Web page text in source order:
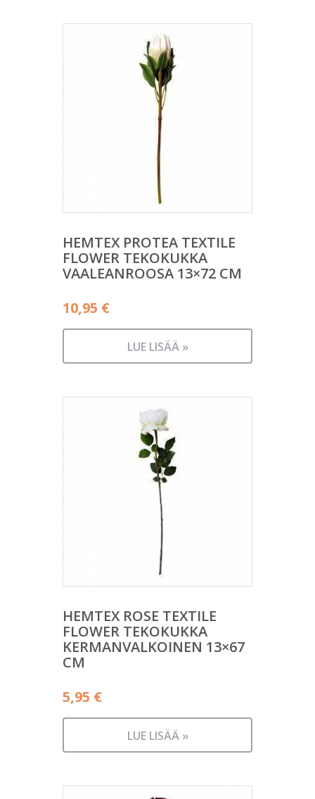
HEMTEX PROTEA TEXTILE
FLOWER TEKOKUKKA
VAALEANROOSA 13×72 CM
10,95 €
LUE LISÄÄ »
HEMTEX ROSE TEXTILE
FLOWER TEKOKUKKA
KERMANVALKOINEN 13×67
CM
5,95 €
LUE LISÄÄ »